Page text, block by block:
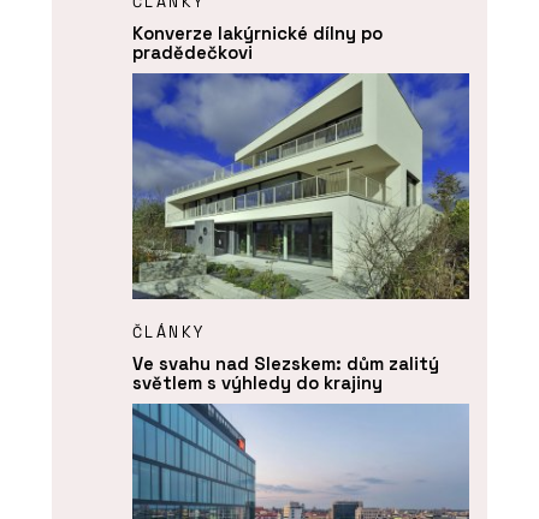
Konverze lakýrnické dílny po
pradědečkovi
ČLÁNKY
Ve svahu nad Slezskem: dům zalitý
světlem s výhledy do krajiny